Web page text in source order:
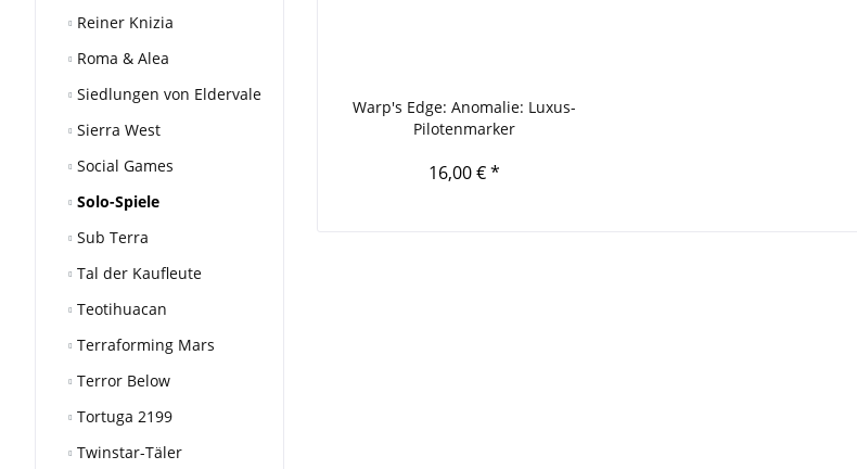
Reiner Knizia
Roma & Alea
Siedlungen von Eldervale
Sierra West
Social Games
Solo-Spiele
Sub Terra
Tal der Kaufleute
Teotihuacan
Terraforming Mars
Terror Below
Tortuga 2199
Twinstar-Täler
Warp's Edge: Anomalie: Luxus-
Pilotenmarker
16,00 € *